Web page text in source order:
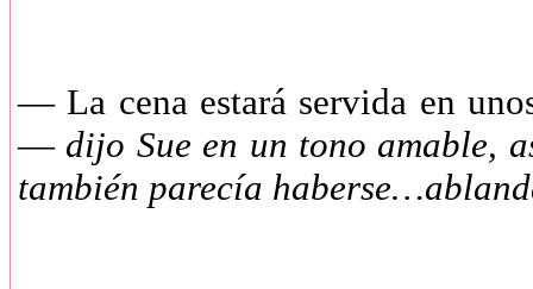
— La cena estará servida en
— dijo Sue en un tono amable,
también parecía